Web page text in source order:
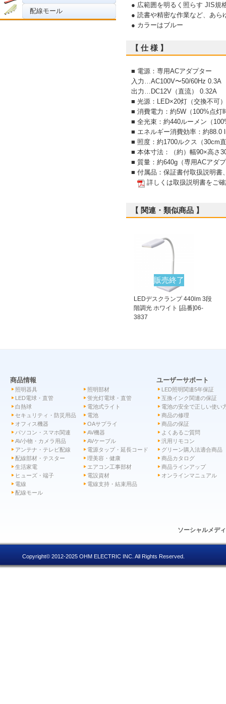
配線モール
● 広範囲を明るく照らす JIS規
● 読書や精密な作業など、あら
● カラーはブルー
【 仕 様 】
■ 電源：専用ACアダプター
入力…AC100V〜50/60Hz 0.3A
出力…DC12V（直流） 0.32A
■ 光源：LED×20灯（交換不可
■ 消費電力：約5W（100%点灯
■ 全光束：約440ルーメン（
■ エネルギー消費効率：約88.0
■ 照度：約1700ルクス（30cm
■ 本体寸法：（約）幅90×高さ
■ 質量：約640g（専用ACアダ
■ 付属品：保証書付取扱説明書
詳しくは取扱説明書をご
【 関連・類似商品 】
販売終了
LEDデスクランプ 440lm 3段
階調光 ホワイト [品番]06-
3837
商品情報
照明器具
照明部材
LED電球・直管
蛍光灯電球・直管
白熱球
電池式ライト
セキュリティ・防災用品
電池
オフィス機器
OAサプライ
パソコン・スマホ関連
AV機器
AV小物・カメラ用品
AVケーブル
アンテナ・テレビ配線
電源タップ・延長コード
配線部材・テスター
理美容・健康
生活家電
エアコン工事部材
ヒューズ・端子
電設資材
電線
電線支持・結束用品
配線モール
ユーザーサポート
LED照明関連5年保証
互換インク関連の保証
電池の安全で正しい使い
商品の修理
商品の保証
よくあるご質問
汎用リモコン
グリーン購入法適合商品
商品カタログ
商品ラインアップ
オンラインマニュアル
ソーシャルメデ
Copyright© 2012-2025 OHM ELECTRIC INC. All Rights Reserved.